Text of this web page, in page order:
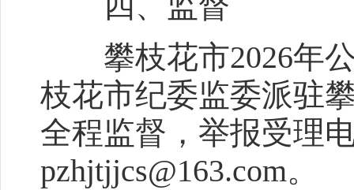
攀枝花市2026年公
枝花市纪委监委派驻
全程监督，举报受理
pzhjtjjcs@163.com。